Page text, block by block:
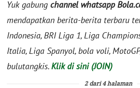
Yuk gabung channel whatsapp
mendapatkan berita-berita terbaru
Indonesia, BRI Liga 1, Liga
Italia, Liga Spanyol, bola voli,
bulutangkis.Klik di sini (JOIN)
2 dari 4 halaman